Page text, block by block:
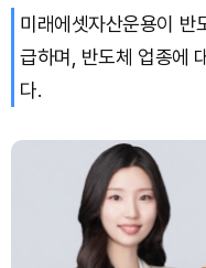
미래에셋자산운용이 반
급하며, 반도체 업종에
다.